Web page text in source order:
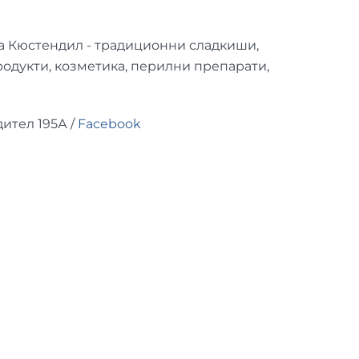
Кюстендил - традиционни сладкиши,
козметика, перилни препарати,
195А / Facebook